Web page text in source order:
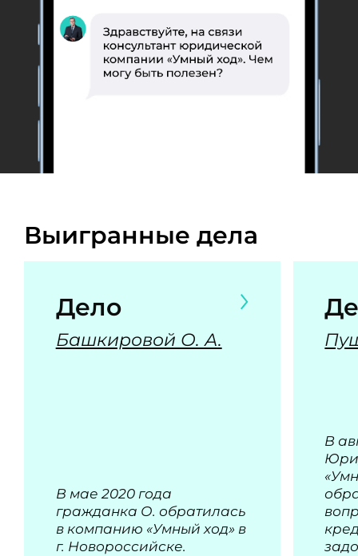
Выигранные дела
Дело
Башкировой О. А.
В мае 2020 года
гражданка О. обратилась
в компанию «Умный ход» в
г. Новороссийске.
В